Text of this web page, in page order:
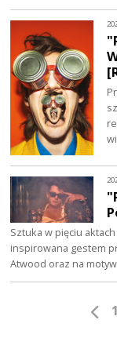
Sztuka w pięciu
inspirowana gestem
Atwood oraz na
1